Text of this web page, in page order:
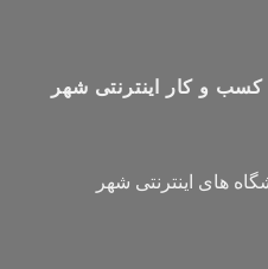
و کار اینترنتی شهر